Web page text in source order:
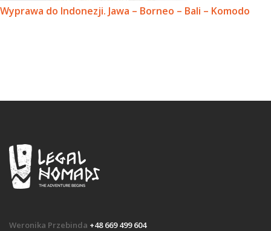
Wyprawa do Indonezji. Jawa – Borneo – Bali – Komodo
Weronika Przebinda +48 669 499 604